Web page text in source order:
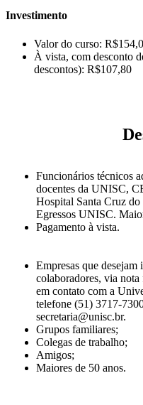
Investimento
Valor do curso:
À vista, com desconto
descontos): R$107,80
Funcionários técnicos
docentes da UNISC,
Hospital Santa Cruz do
Egressos UNISC.
Pagamento à vista.
Empresas que desejam
colaboradores, via
em contato com a
telefone (51) 3717-
secretaria@unisc.br.
Grupos familiares;
Colegas de trabalho;
Amigos;
Maiores de 50 anos.